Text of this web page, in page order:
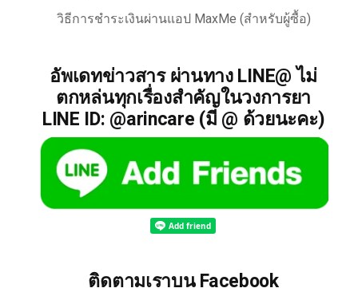
วิธีการชำระเงินผ่านแอป MaxMe (สำหรับผู้ซื้อ)
อัพเดทข่าวสาร ผ่านทาง LINE@ ไม่
ตกหล่นทุกเรื่องสำคัญในวงการยา
LINE ID: @arincare (มี @ ด้วยนะคะ)
ติดตามเราบน Facebook